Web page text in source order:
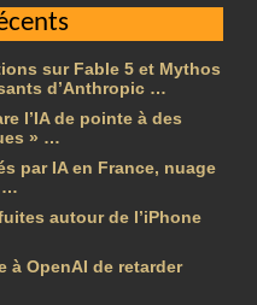
sur Fable 5 et Mythos
d’Anthropic …
l’IA de pointe à des
» …
par IA en France, nuage
…
autour de l’iPhone
à OpenAI de retarder